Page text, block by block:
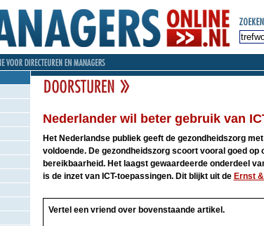
Nederlander wil beter gebruik van
Het Nederlandse publiek geeft de gezondheidszorg
voldoende. De gezondheidszorg scoort vooral goed
bereikbaarheid. Het laagst gewaardeerde onderdeel
is de inzet van ICT-toepassingen. Dit blijkt uit de Ernst
Vertel een vriend over bovenstaande artikel.